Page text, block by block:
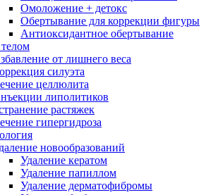
Омоложение + детокс
Обертывание для коррекции фигуры
Антиоксидантное обертывание
от лишнего веса
силуэта
целлюлита
липолитиков
растяжек
гипергидроза
новообразований
Удаление кератом
Удаление папиллом
Удаление дерматофибромы